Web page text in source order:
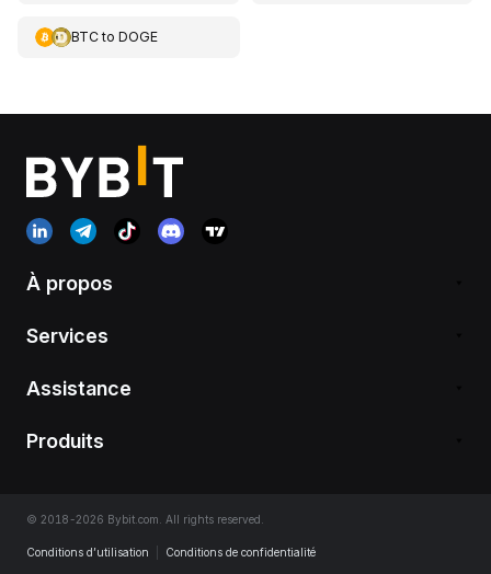
BTCto DOGE
À propos
Services
Assistance
Produits
© 2018-2026 Bybit.com. All rights reserved.
Conditions d’utilisation Conditions de confidentialité